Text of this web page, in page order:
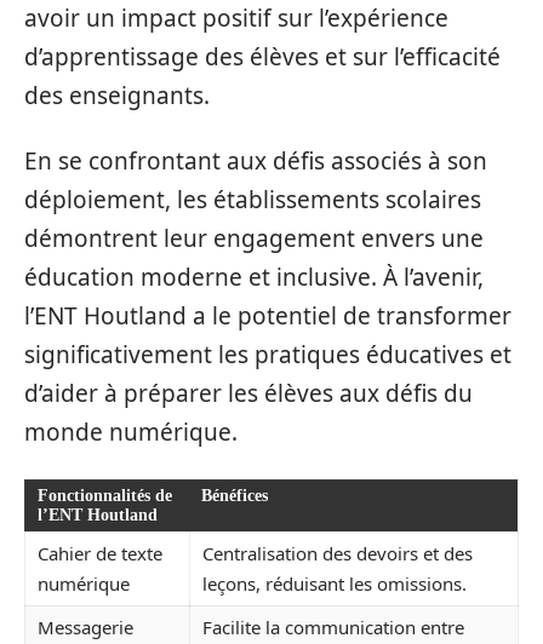
avoir un impact positif sur l’expérience
d’apprentissage des élèves et sur l’efficacité
des enseignants.
En se confrontant aux défis associés à son
déploiement, les établissements scolaires
démontrent leur engagement envers une
éducation moderne et inclusive. À l’avenir,
l’ENT Houtland a le potentiel de transformer
significativement les pratiques éducatives et
d’aider à préparer les élèves aux défis du
monde numérique.
Fonctionnalités de
l’ENT Houtland
Bénéfices
Cahier de texte
numérique
Centralisation des devoirs et des
leçons, réduisant les omissions.
Messagerie
Facilite la communication entre